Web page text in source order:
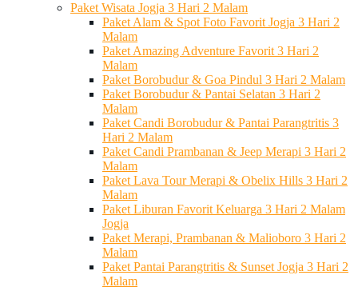
Paket Wisata Jogja 3 Hari 2 Malam
Paket Alam & Spot Foto Favorit Jogja 3 Hari 2
Malam
Paket Amazing Adventure Favorit 3 Hari 2
Malam
Paket Borobudur & Goa Pindul 3 Hari 2 Malam
Paket Borobudur & Pantai Selatan 3 Hari 2
Malam
Paket Candi Borobudur & Pantai Parangtritis 3
Hari 2 Malam
Paket Candi Prambanan & Jeep Merapi 3 Hari 2
Malam
Paket Lava Tour Merapi & Obelix Hills 3 Hari 2
Malam
Paket Liburan Favorit Keluarga 3 Hari 2 Malam
Jogja
Paket Merapi, Prambanan & Malioboro 3 Hari 2
Malam
Paket Pantai Parangtritis & Sunset Jogja 3 Hari 2
Malam